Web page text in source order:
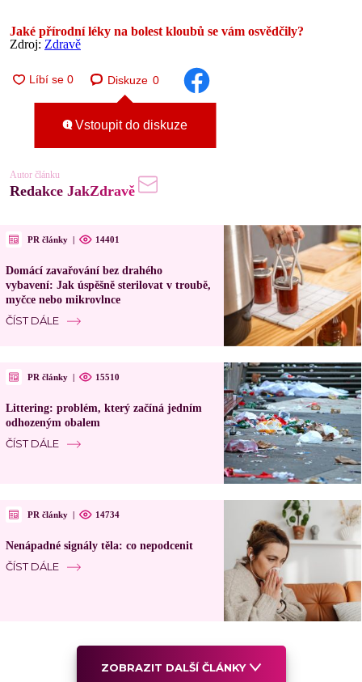
Jaké přírodní léky na bolest kloubů se vám osvědčily?
Zdroj: Zdravě
Diskuze 0
Vstoupit do diskuze
Autor článku
Redakce JakZdravě
PR články | 14401
Domácí zavařování bez drahého
vybavení: Jak úspěšně sterilovat v troubě,
myčce nebo mikrovlnce
ČÍST DÁLE
PR články | 15510
Littering: problém, který začíná jedním
odhozeným obalem
ČÍST DÁLE
PR články | 14734
Nenápadné signály těla: co nepodcenit
ČÍST DÁLE
ZOBRAZIT DALŠÍ ČLÁNKY